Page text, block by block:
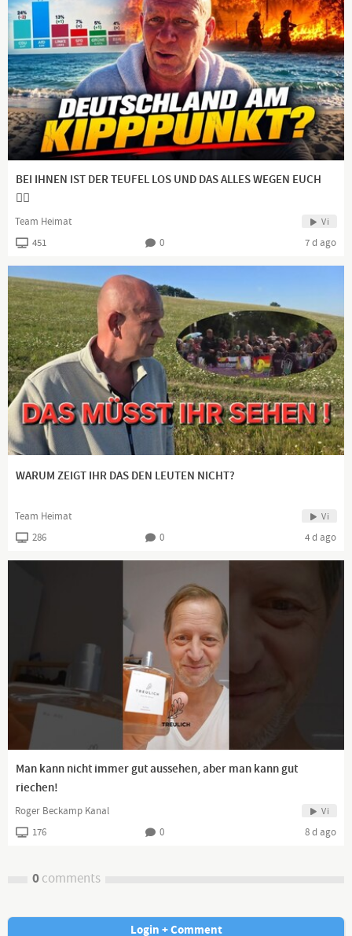
BEI IHNEN IST DER TEUFEL LOS UND DAS ALLES WEGEN EUCH
👍🏻
Team Heimat Vi
451 0 7 d ago
WARUM ZEIGT IHR DAS DEN LEUTEN NICHT?
Team Heimat Vi
286 0 4 d ago
Man kann nicht immer gut aussehen, aber man kann gut
riechen!
Roger Beckamp Kanal Vi
176 0 8 d ago
0comments
Login + Comment